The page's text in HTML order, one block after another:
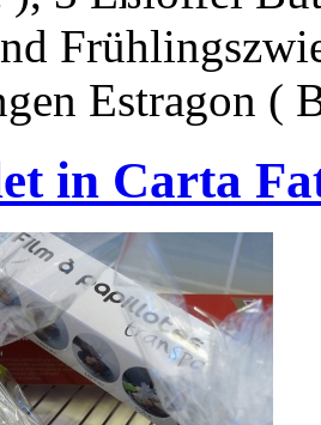
Estragon (
in Carta